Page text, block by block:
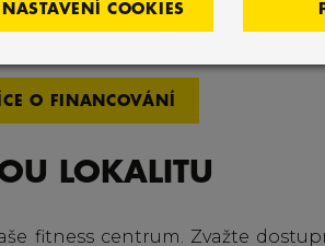
partnera pro realizaci fitness
O FINANCOVÁNÍ
LOKALITU
fitness centrum. Zvažte
NASTAVENÍ COOKIES